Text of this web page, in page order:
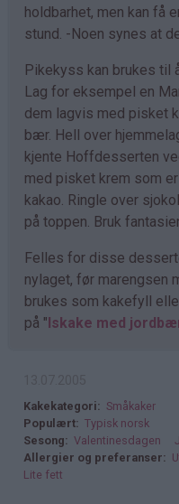
holdbarhet, men kan få
stund. -Noen synes at
Pikekyss kan brukes til
Lag for eksempel en
dem lagvis med pisket
bær. Hell over
kjente Hoffdesserten
med pisket krem som
kakao. Ringle over
på toppen. Bruk
Felles for disse
nylaget, før marengsen
brukes som kakefyll
på "Iskake med
Kakekategori
Småkaker
Populært
Typisk norsk
Sesong
Valentinesdagen
Allergier og preferanser
Lite fett